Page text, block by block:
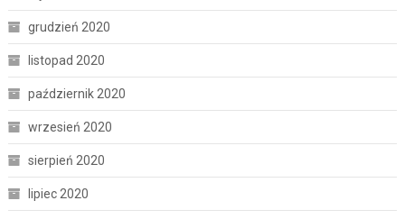
grudzień 2020
listopad 2020
październik 2020
wrzesień 2020
sierpień 2020
lipiec 2020